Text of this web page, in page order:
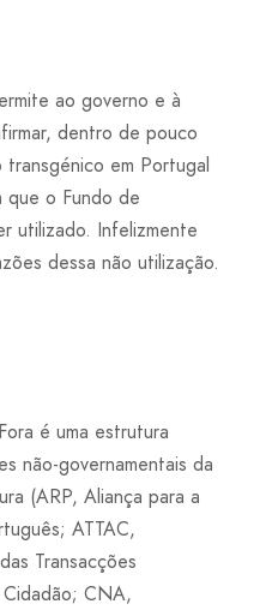
ao governo e à
dentro de pouco
em Portugal
que o Fundo de
utilizado. Infelizmente
dessa não utilização.
é uma estrutura
não-governamentais da
(ARP, Aliança para a
ATTAC,
Transacções
Cidadão; CNA,